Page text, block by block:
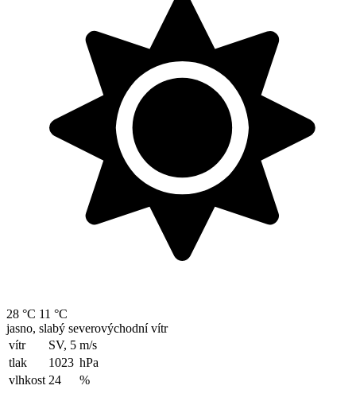
28 °C 11 °C
jasno, slabý severovýchodní vítr
vítr
SV, 5 m/s
tlak
1023 hPa
vlhkost 24 %